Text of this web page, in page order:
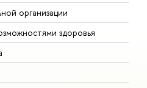
организации
здоровья